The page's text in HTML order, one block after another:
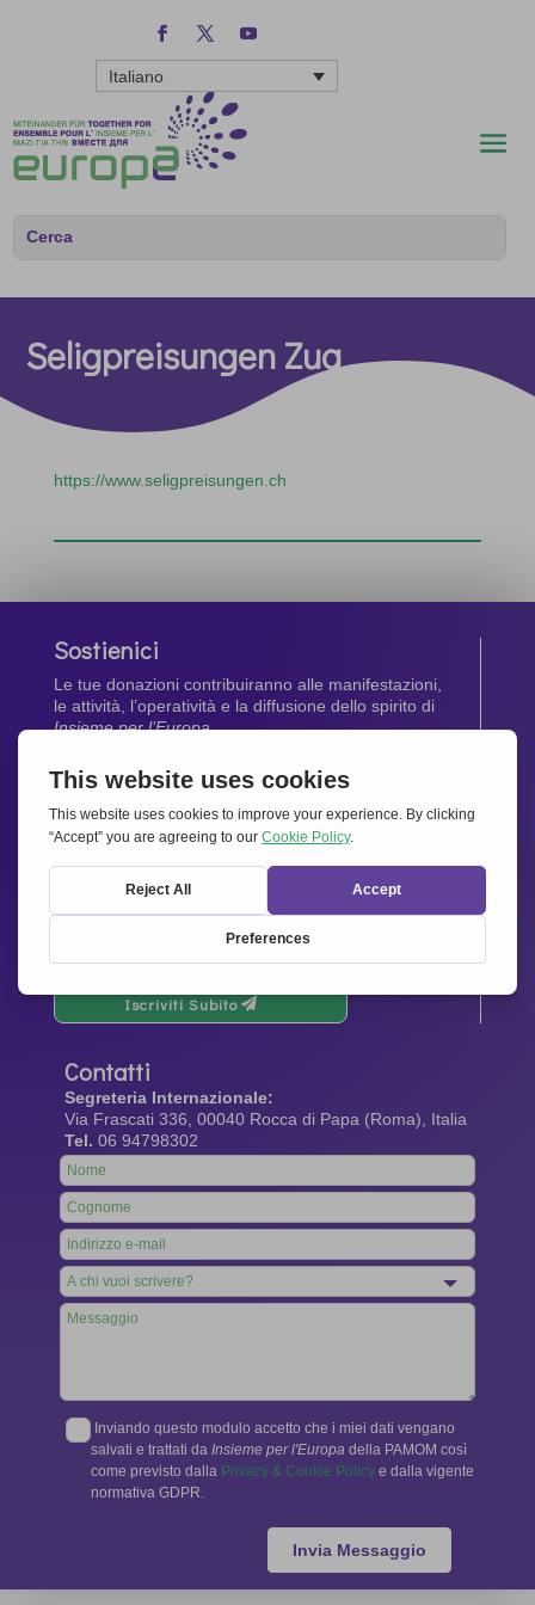
Italiano
Seligpreisungen Zug
https://www.seligpreisungen.ch
Sostienici
Le tue donazioni contribuiranno alle manifestazioni,
le attività, l’operatività e la diffusione dello spirito di
Insieme per l’Europa.
Dona Ora
Newsletter
Rimani aggiornato di tutte le ultime notizie dalla
Iscriviti Subito
Contatti
Segreteria Internazionale:
Via Frascati 336, 00040 Rocca di Papa (Roma), Italia
Tel. 06 94798302
Leave
this
field
blank
Inviando questo modulo accetto che i miei dati vengano
salvati e trattati da Insieme per l'Europa della PAMOM così
come previsto dalla Privacy & Cookie Policy e dalla vigente
normativa GDPR.
Invia Messaggio